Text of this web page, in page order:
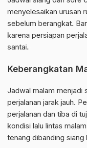
menyelesaikan urusan
sebelum berangkat.
karena persiapan
santai.
Keberangkatan
Jadwal malam menjadi
perjalanan jarak jauh.
perjalanan dan tiba di
kondisi lalu lintas
tenang dibanding siang